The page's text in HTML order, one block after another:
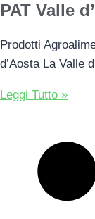
PAT Valle
Prodotti
d’Aosta La Valle
Leggi Tutto »